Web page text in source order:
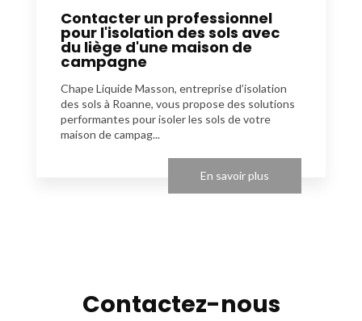
Contacter un professionnel
pour l'isolation des sols avec
du liège d'une maison de
campagne
Chape Liquide Masson, entreprise d’isolation
des sols à Roanne, vous propose des solutions
performantes pour isoler les sols de votre
maison de campag...
En savoir plus
Contactez-nous